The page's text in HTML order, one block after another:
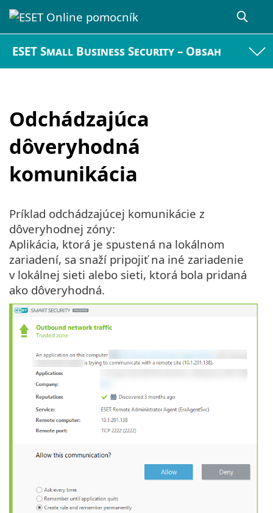
ESET Small Business Security – Obsah
Odchádzajúca
dôveryhodná
komunikácia
Príklad odchádzajúcej komunikácie z
dôveryhodnej zóny:
Aplikácia, ktorá je spustená na lokálnom
zariadení, sa snaží pripojiť na iné zariadenie
v lokálnej sieti alebo sieti, ktorá bola pridaná
ako dôveryhodná.